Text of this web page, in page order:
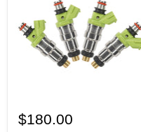
injecteurs
de
$180.00